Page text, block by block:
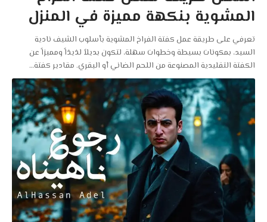
المشوية بنكهة مميزة في المنزل
تعرفي على طريقة عمل كفتة الفراخ المشوية بأسلوب الشيف نادية
السيد، بمكونات بسيطة وخطوات سهلة، لتكون بديلاً لذيذاً ومميزاً عن
الكفتة التقليدية المصنوعة من اللحم الضاني أو البقري. مقادير كفتة…